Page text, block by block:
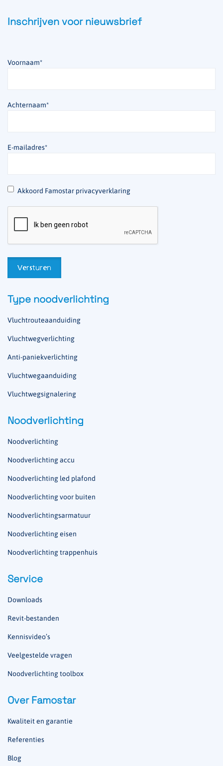
Inschrijven voor nieuwsbrief
Voornaam*
Achternaam*
E-mailadres*
* Akkoord Famostar privacyverklaring
Type noodverlichting
Vluchtrouteaanduiding
Vluchtwegverlichting
Anti-paniekverlichting
Vluchtwegaanduiding
Vluchtwegsignalering
Noodverlichting
Noodverlichting
Noodverlichting accu
Noodverlichting led plafond
Noodverlichting voor buiten
Noodverlichtingsarmatuur
Noodverlichting eisen
Noodverlichting trappenhuis
Service
Downloads
Revit-bestanden
Kennisvideo’s
Veelgestelde vragen
Noodverlichting toolbox
Over Famostar
Kwaliteit en garantie
Referenties
Blog